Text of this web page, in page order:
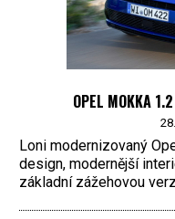
OPEL MOKKA
Loni modernizovaný
design, modernější
základní zážehovou